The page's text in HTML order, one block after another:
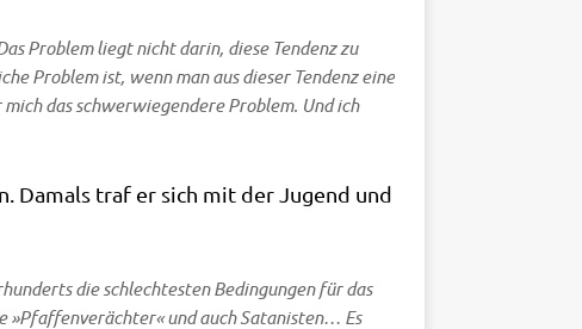
Pro­blem liegt nicht dar­in, die­se Ten­denz zu
Pro­blem ist, wenn man aus die­ser Ten­denz eine
das schwer­wie­gen­de­re Pro­blem. Und ich
Damals traf er sich mit der Jugend und
die schlech­te­sten Bedin­gun­gen für das
»Pfaf­fen­ver­äch­ter« und auch Sata­ni­sten… Es